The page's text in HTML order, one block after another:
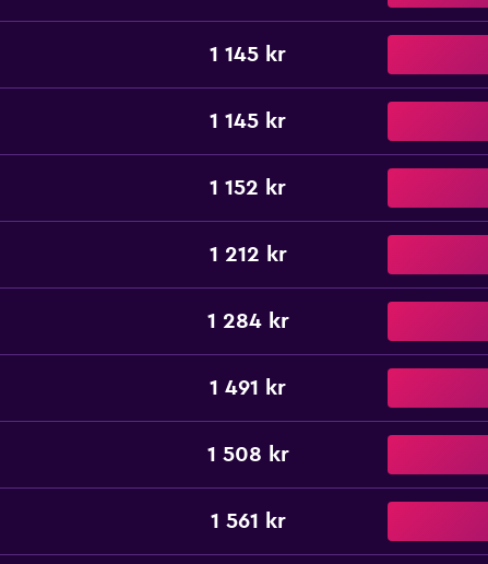
1 145 kr
1 145 kr
1 152 kr
1 212 kr
1 284 kr
1 491 kr
1 508 kr
1 561 kr